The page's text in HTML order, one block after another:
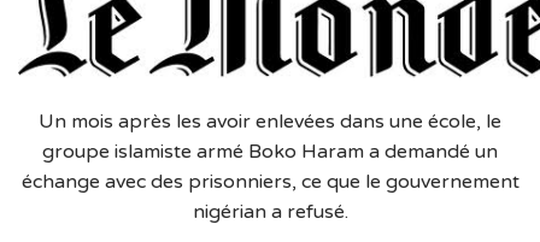
Un mois après les avoir enlevées dans une école, le
groupe islamiste armé Boko Haram a demandé un
échange avec des prisonniers, ce que le gouvernement
nigérian a refusé.